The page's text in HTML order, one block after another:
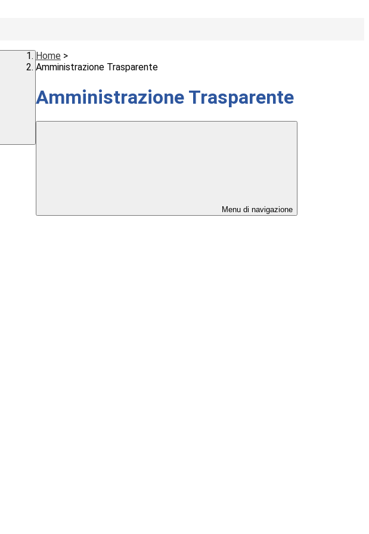
Home >
Amministrazione Trasparente
Amministrazione Trasparente
Menu di navigazione